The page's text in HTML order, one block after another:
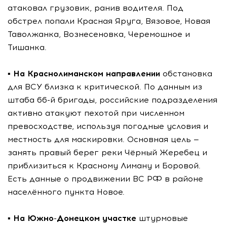
атаковал грузовик, ранив водителя. Под
обстрел попали Красная Яруга, Вязовое, Новая
Таволжанка, Вознесеновка, Черемошное и
Тишанка.
▪️ На Краснолиманском направлении обстановка
для ВСУ близка к критической. По данным из
штаба 66-й бригады, российские подразделения
активно атакуют пехотой при численном
превосходстве, используя погодные условия и
местность для маскировки. Основная цель —
занять правый берег реки Чёрный Жеребец и
приблизиться к Красному Лиману и Боровой.
Есть данные о продвижении ВС РФ в районе
населённого пункта Новое.
▪️ На Южно-Донецком участке штурмовые